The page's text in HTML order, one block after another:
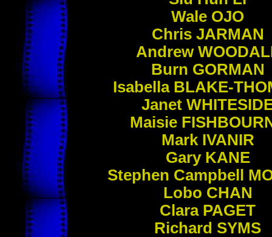
Wale OJO
Chris JARMAN
Andrew
Burn GORMAN
Isabella BLAKE-
Janet
Maisie
Mark IVANIR
Gary KANE
Stephen Campbell
Lobo CHAN
Clara PAGET
Richard SYMS